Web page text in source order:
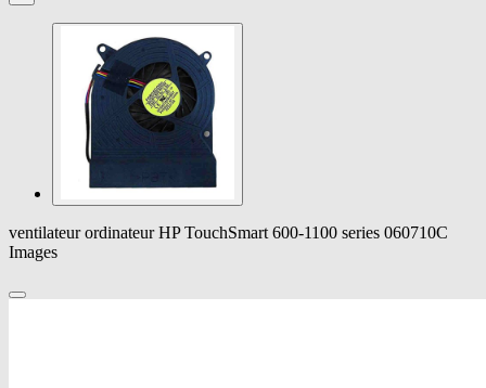
ventilateur ordinateur HP TouchSmart 600-1100 series 060710C
Images